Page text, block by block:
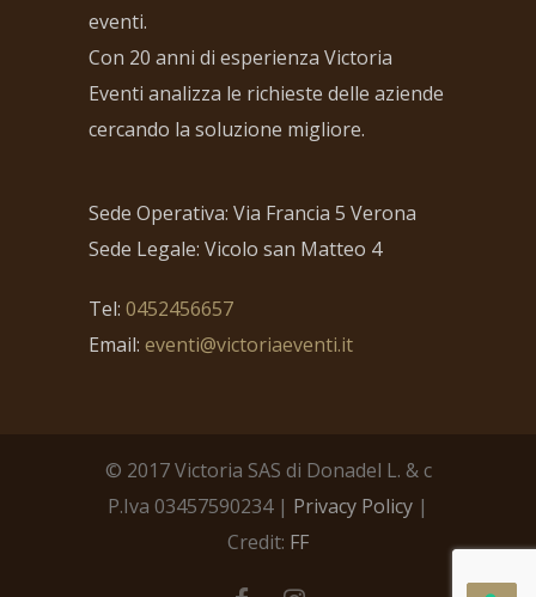
eventi.
Con 20 anni di esperienza Victoria
Eventi analizza le richieste delle aziende
cercando la soluzione migliore.
Sede Operativa: Via Francia 5 Verona
Sede Legale: Vicolo san Matteo 4
Tel: 0452456657
Email: eventi@victoriaeventi.it
© 2017 Victoria SAS di Donadel L. & c
P.Iva 03457590234 | Privacy Policy |
Credit: FF